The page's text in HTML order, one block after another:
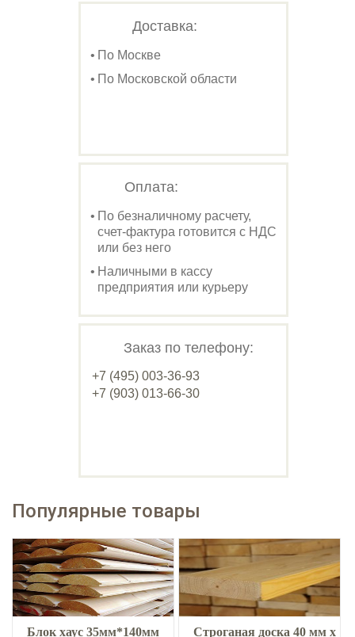
Доставка:
По Москве
По Московской области
Оплата:
По безналичному расчету,
счет-фактура готовится с НДС
или без него
Наличными в кассу
предприятия или курьеру
Заказ по телефону:
+7 (495) 003-36-93
+7 (903) 013-66-30
Популярные товары
Блок хаус 35мм*140мм Строганая доска 40 мм х